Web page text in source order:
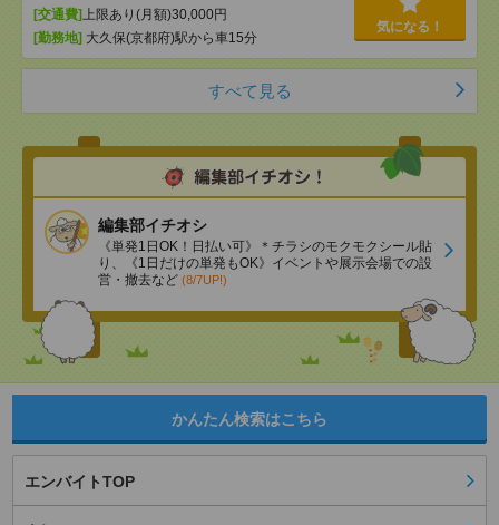
[交通費] 上限あり(月額)30,000円
[勤務地] 大久保(京都府)駅から車15分
気になる！
すべて見る
編集部イチオシ
《単発1日OK！日払い可》＊チラシのモクモクシール貼
り、《1日だけの単発もOK》イベントや展示会場での設
営・撤去など (8/7UP!)
かんたん検索はこちら
エンバイトTOP